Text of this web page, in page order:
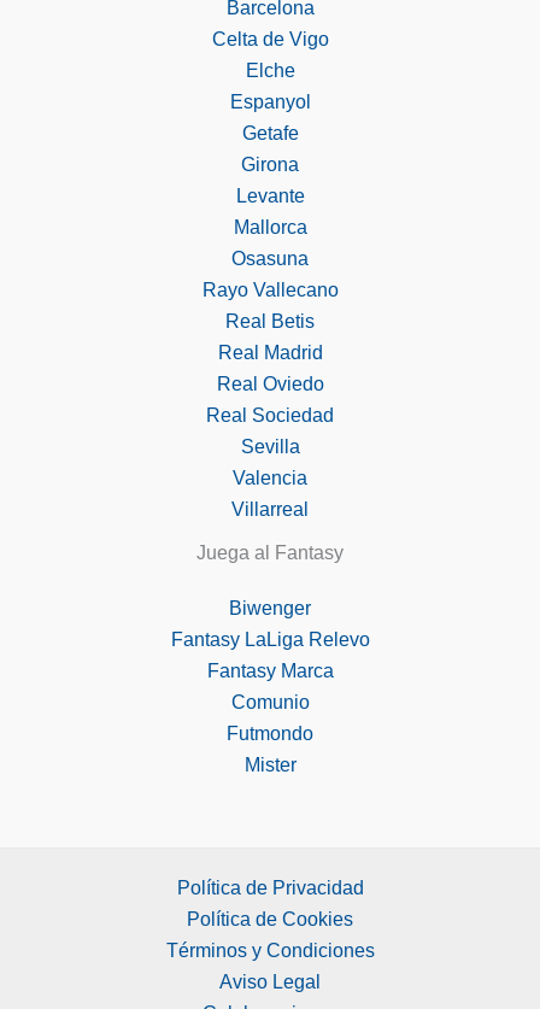
Barcelona
Celta de Vigo
Elche
Espanyol
Getafe
Girona
Levante
Mallorca
Osasuna
Rayo Vallecano
Real Betis
Real Madrid
Real Oviedo
Real Sociedad
Sevilla
Valencia
Villarreal
Juega al Fantasy
Biwenger
Fantasy LaLiga Relevo
Fantasy Marca
Comunio
Futmondo
Mister
Política de Privacidad
Política de Cookies
Términos y Condiciones
Aviso Legal